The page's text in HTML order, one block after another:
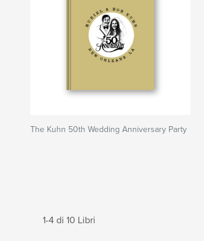
The Kuhn 50th Wedding Anniversary Party
1-4 di 10 Libri